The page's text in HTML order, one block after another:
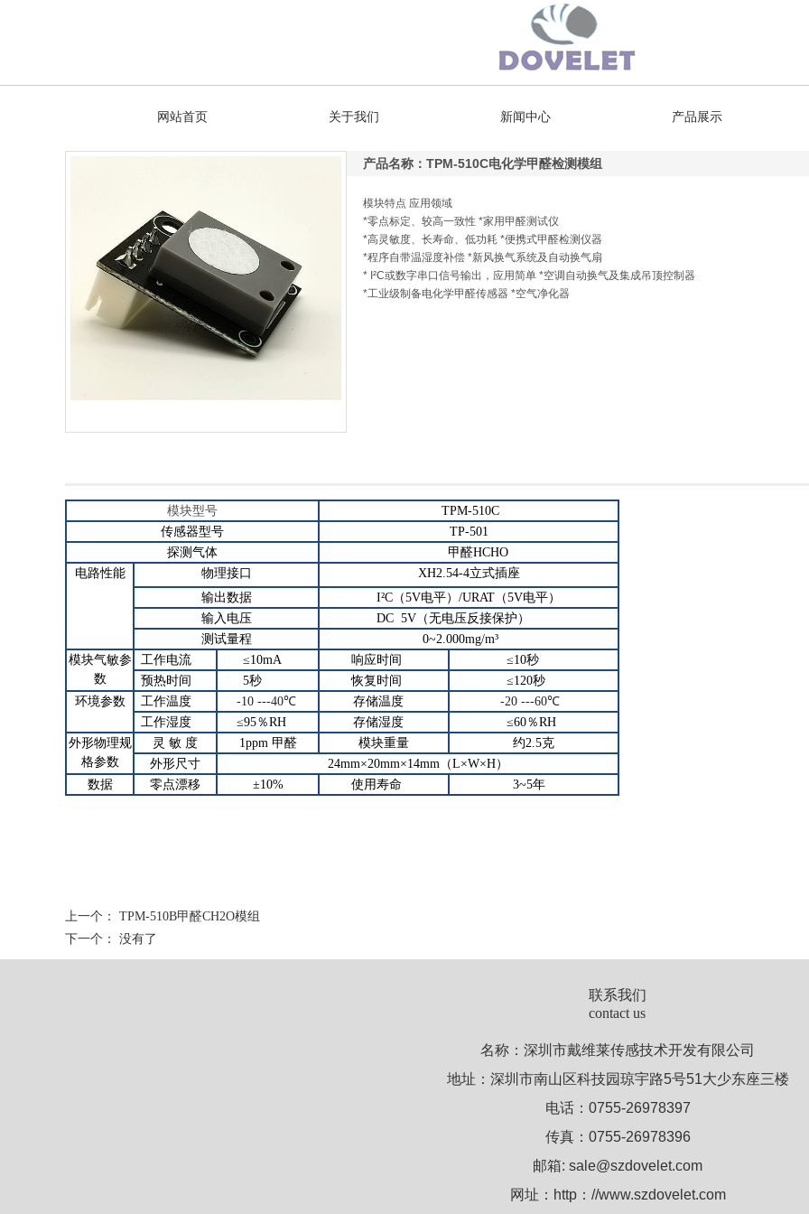
网站首页 关于我们 新闻中心 产品展示
产品名称：TPM-510C电化学甲醛检测模组
模块特点 应用领域
*零点标定、较高一致性 *家用甲醛测试仪
*高灵敏度、长寿命、低功耗 *便携式甲醛检测仪器
*程序自带温湿度补偿 *新风换气系统及自动换气扇
* I²C或数字串口信号输出，应用简单 *空调自动换气及集成吊顶控制器
*工业级制备电化学甲醛传感器 *空气净化器
模块型号
TPM-510C
传感器型号
TP-501
探测气体
甲醛HCHO
电路性能
物理接口 XH2.54-4立式插座
输出数据
I²C （5V电平） /URAT （5V电平）
输入电压
DC 5V （无电压反接保护）
测试量程
0~2.000mg/m³
模块气敏参
数
工作电流 ≤10mA 响应时间 ≤10秒
预热时间
5秒 恢复时间 ≤120秒
环境参数
工作温度 -10 ---40℃ 存储温度 -20 ---60℃
工作湿度
≤95％RH 存储湿度 ≤60％RH
外形物理规
格参数
灵 敏 度 1ppm 甲醛 模块重量 约2.5克
外形尺寸
24mm×20mm×14mm（L×W×H）
数据
零点漂移 ±10% 使用寿命 3~5年
上一个： TPM-510B甲醛CH2O模组
下一个： 没有了
联系我们
contact us
名称：深圳市戴维莱传感技术开发有限公司
地址：深圳市南山区科技园琼宇路5号51大少东座三楼
电话：0755-26978397
传真：0755-26978396
邮箱: sale@szdovelet.com
网址：http：//www.szdovelet.com